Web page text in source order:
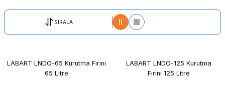
SIRALA
LABART LNDO-65 Kurutma Fırını
65 Litre
LABART LNDO-125 Kurutma
Fırını 125 Litre